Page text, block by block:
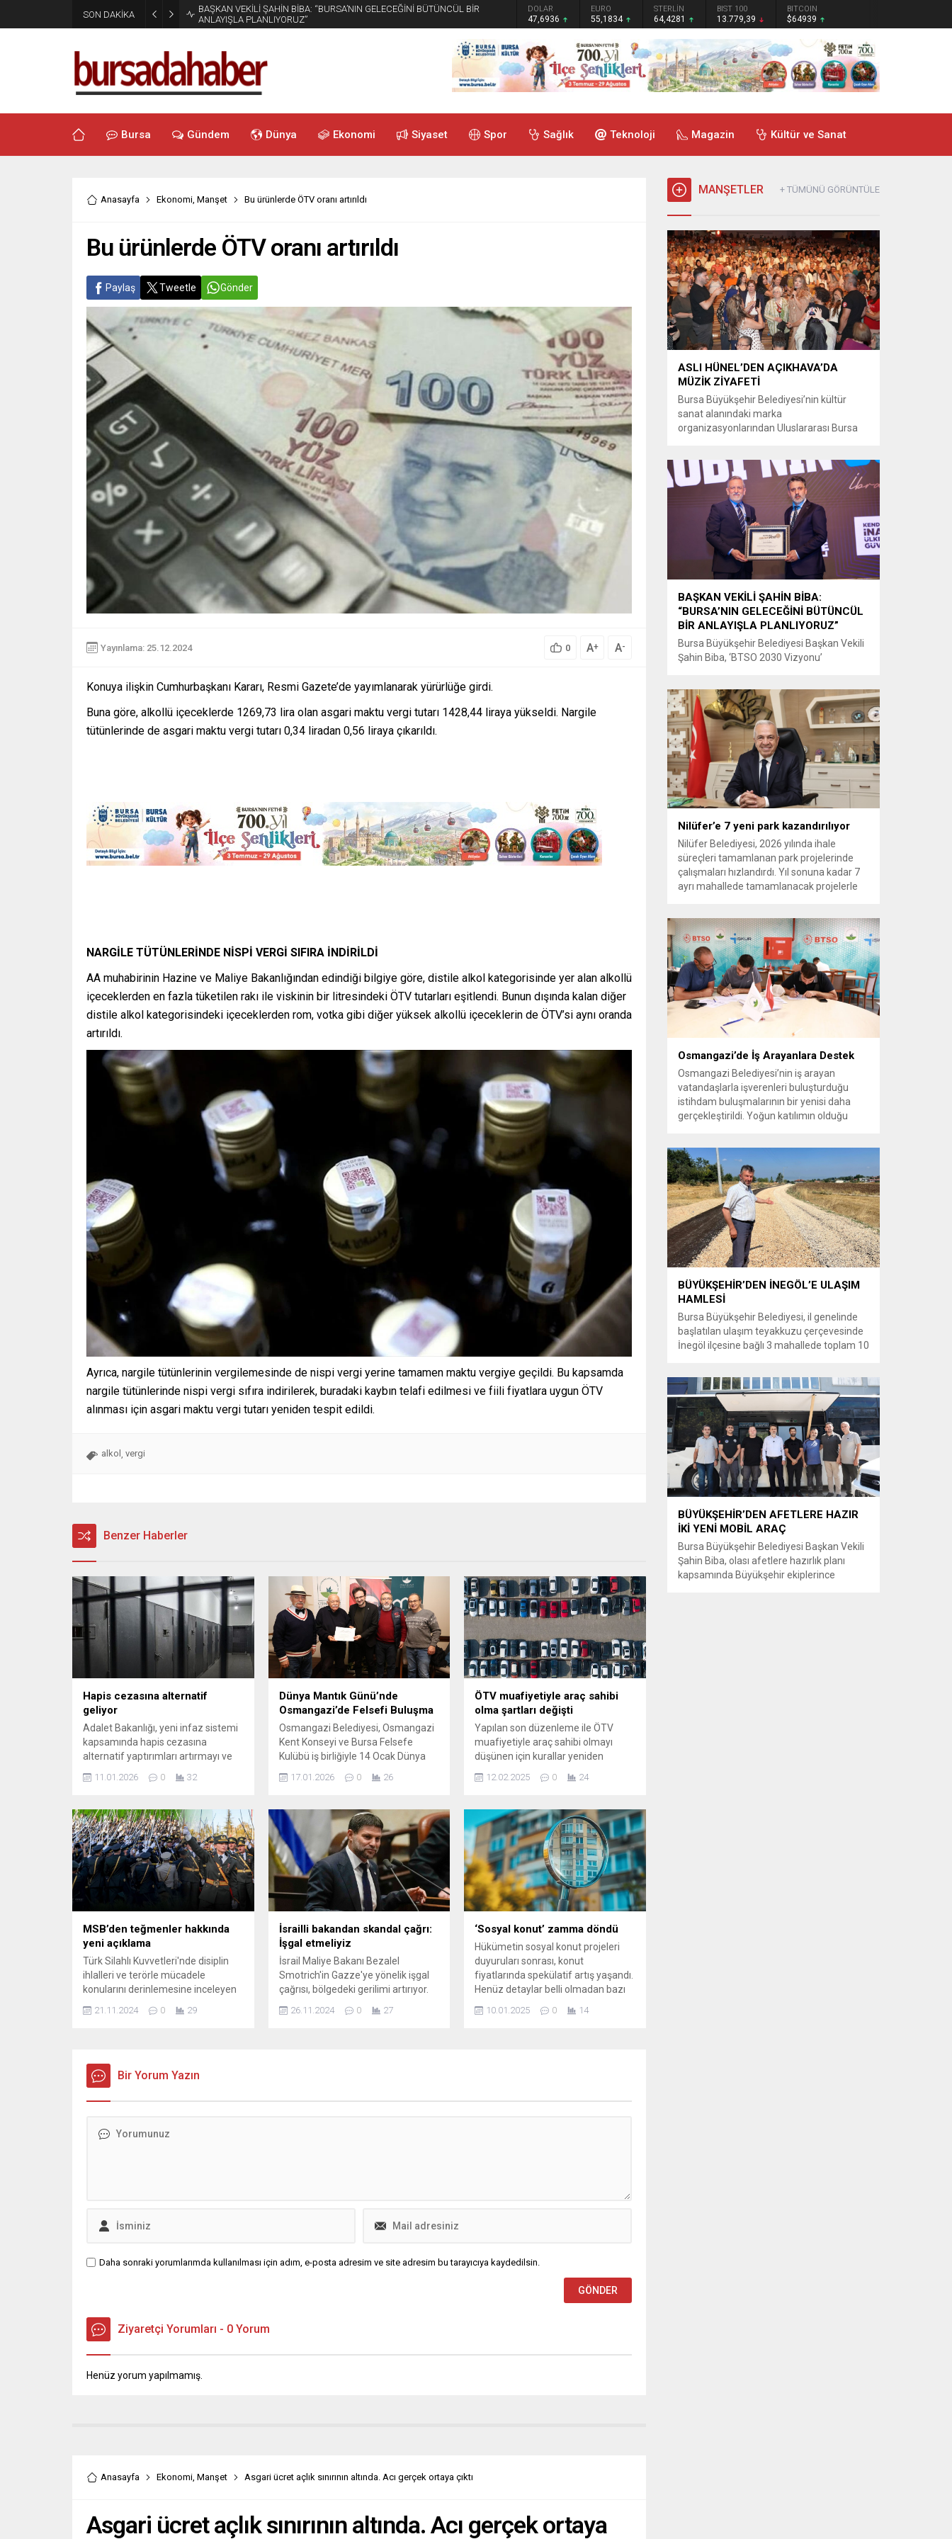
SON DAKİKA
BAŞKAN VEKİLİ ŞAHİN BİBA: “BURSA’NIN GELECEĞİNİ BÜTÜNCÜL BİR
ANLAYIŞLA PLANLIYORUZ”
GRAM ALTIN DOLAR
47,6936
EURO
55,1834
STERLİN
64,4281
BIST 100
13.779,39
BITCOIN
$64939
Bursa Gündem Dünya Ekonomi Siyaset Spor Sağlık Teknoloji Magazin Kültür ve Sanat
Anasayfa Ekonomi, Manşet Bu ürünlerde ÖTV oranı artırıldı
Bu ürünlerde ÖTV oranı artırıldı
Paylaş Tweetle Gönder
Yayınlama: 25.12.2024 0 A+ A-
Konuya ilişkin Cumhurbaşkanı Kararı, Resmi Gazete’de yayımlanarak yürürlüğe girdi.
Buna göre, alkollü içeceklerde 1269,73 lira olan asgari maktu vergi tutarı 1428,44 liraya yükseldi. Nargile
tütünlerinde de asgari maktu vergi tutarı 0,34 liradan 0,56 liraya çıkarıldı.
NARGİLE TÜTÜNLERİNDE NİSPİ VERGİ SIFIRA İNDİRİLDİ
AA muhabirinin Hazine ve Maliye Bakanlığından edindiği bilgiye göre, distile alkol kategorisinde yer alan alkollü
içeceklerden en fazla tüketilen rakı ile viskinin bir litresindeki ÖTV tutarları eşitlendi. Bunun dışında kalan diğer
distile alkol kategorisindeki içeceklerden rom, votka gibi diğer yüksek alkollü içeceklerin de ÖTV’si aynı oranda
artırıldı.
Ayrıca, nargile tütünlerinin vergilemesinde de nispi vergi yerine tamamen maktu vergiye geçildi. Bu kapsamda
nargile tütünlerinde nispi vergi sıfıra indirilerek, buradaki kaybın telafi edilmesi ve fiili fiyatlara uygun ÖTV
alınması için asgari maktu vergi tutarı yeniden tespit edildi.
alkol vergi
Benzer Haberler
Hapis cezasına alternatif
geliyor
Adalet Bakanlığı, yeni infaz sistemi
kapsamında hapis cezasına
alternatif yaptırımları artırmayı ve
düzenlemeyi hedefleyen bir eylem
çıkanların yaklaşık yüzde 45’inin
yeniden suç işlemesi nedeniyle,
sistemde rehabilitasyon ve topluma
kazandırma esas alınacak.
11.01.2026 0 32
Dünya Mantık Günü’nde
Osmangazi’de Felsefi Buluşma
Osmangazi Belediyesi, Osmangazi
Kent Konseyi ve Bursa Felsefe
Kulübü iş birliğiyle 14 Ocak Dünya
etkinlik düzenlendi. Her yaştan
programda mantığın gerekliliği ve
gündelik yaşamdaki önemi ele
alındı. Şadırvanlı Han Eğitim
Akademisi’nde gerçekleştirilen
“Mantık Niçin Gereklidir” başlıklı
etkinliğe, Bursa Uludağ Üniversitesi
Fen Edebiyat...
17.01.2026 0 26
ÖTV muafiyetiyle araç sahibi
olma şartları değişti
Yapılan son düzenleme ile ÖTV
muafiyetiyle araç sahibi olmayı
düşünen için kurallar yeniden
yayımlanan Cumhurbaşkanı
üzeri yerlilik oranına sahip araçlar
bu muafiyetten yararlanabilecek.
İthal araçlar ise bu kapsamın
dışında kalacak.
12.02.2025 0 24
MSB’den teğmenler hakkında
yeni açıklama
Türk Silahlı Kuvvetleri'nde disiplin
ihlalleri ve terörle mücadele
konularını derinlemesine inceleyen
bu içerikte, askeri disiplinin önemi,
karşılaşılan zorluklar ve terörle
21.11.2024 0 29
İsrailli bakandan skandal çağrı:
İşgal etmeliyiz
İsrail Maliye Bakanı Bezalel
Smotrich'in Gazze'ye yönelik işgal
çağrısı, bölgedeki gerilimi artırıyor.
Bu açıklamanın arka planı,
uluslararası tepkiler ve olası
26.11.2024 0 27
‘Sosyal konut’ zamma döndü
Hükümetin sosyal konut projeleri
duyuruları sonrası, konut
fiyatlarında spekülatif artış yaşandı.
Henüz detaylar belli olmadan bazı
evlere bir günde 500 bin lira zam
yapıldı!
10.01.2025 0 14
Bir Yorum Yazın
Daha sonraki yorumlarımda kullanılması için adım, e-posta adresim ve site adresim bu tarayıcıya kaydedilsin.
Ziyaretçi Yorumları - 0 Yorum
Henüz yorum yapılmamış.
Anasayfa Ekonomi, Manşet Asgari ücret açlık sınırının altında. Acı gerçek ortaya çıktı
Asgari ücret açlık sınırının altında. Acı gerçek ortaya
MANŞETLER + TÜMÜNÜ GÖRÜNTÜLE
ASLI HÜNEL’DEN AÇIKHAVA’DA
MÜZİK ZİYAFETİ
Bursa Büyükşehir Belediyesi’nin kültür
sanat alanındaki marka
organizasyonlarından Uluslararası Bursa
Büyükşehir Belediyesi adına Bursa Kültür
Sanat ve Turizm Vakfı (BKSTV) tarafından
bu yıl 64’üncüsü düzenlenen Uluslararası
Bursa Festivali, sevilen sanatçı Aslı Hünel’i
müzikseverlerle buluşturdu. Uludağ İçecek
ana sponsorluğunda düzenlenen...
BAŞKAN VEKİLİ ŞAHİN BİBA:
“BURSA’NIN GELECEĞİNİ BÜTÜNCÜL
BİR ANLAYIŞLA PLANLIYORUZ”
Bursa Büyükşehir Belediyesi Başkan Vekili
Şahin Biba, ‘BTSO 2030 Vizyonu’
programında, “Bursa’mızın ulaşım ve
turizm master planlarını vatandaşlarımızın
konforunu ve güvenliğini esas alarak
hazırlıyoruz. Çevre düzeni planı
çalışmalarımızı da şehrimizin gelecek
yıllardaki gelişimini bütüncül bir anlayışla
yönlendirecek şekilde sürdürüyoruz. KOBİ
OSB de...
Nilüfer’e 7 yeni park kazandırılıyor
Nilüfer Belediyesi, 2026 yılında ihale
süreçleri tamamlanan park projelerinde
çalışmaları hızlandırdı. Yıl sonuna kadar 7
ayrı mahallede tamamlanacak projelerle
Belediyesi, ilçe genelinde kişi başına düşen
yeşil alan miktarını artırmak ve
vatandaşlara yeni yaşam alanları sunmak
amacıyla yürüttüğü park çalışmalarını
sürdürüyor....
Osmangazi’de İş Arayanlara Destek
Osmangazi Belediyesi’nin iş arayan
vatandaşlarla işverenleri buluşturduğu
istihdam buluşmalarının bir yenisi daha
gerçekleştirildi. Yoğun katılımın olduğu
değerlendirmelerin ardından iş sahibi oldu.
Osmangazi Belediyesi’nin, Bursa Ticaret
ve Sanayi Odası (BTSO) ve İŞKUR iş
birliğiyle yıl boyunca sürdürdüğü istihdam
buluşmaları yoğun ilgi görmeye devam...
BÜYÜKŞEHİR’DEN İNEGÖL’E ULAŞIM
HAMLESİ
Bursa Büyükşehir Belediyesi, il genelinde
başlatılan ulaşım teyakkuzu çerçevesinde
İnegöl ilçesine bağlı 3 mahallede toplam 10
Biba başkanlığında başlatılan ulaşım
seferberliği kapsamında Bursa Büyükşehir
Belediyesi Ulaşım Dairesi Başkanlığı
koordinasyonuyla 17 ilçede yol yenileme
çalışmalarına hız verildi. Başkan Vekili
Biba’nın göreve...
BÜYÜKŞEHİR’DEN AFETLERE HAZIR
İKİ YENİ MOBİL ARAÇ
Bursa Büyükşehir Belediyesi Başkan Vekili
Şahin Biba, olası afetlere hazırlık planı
kapsamında Büyükşehir ekiplerince